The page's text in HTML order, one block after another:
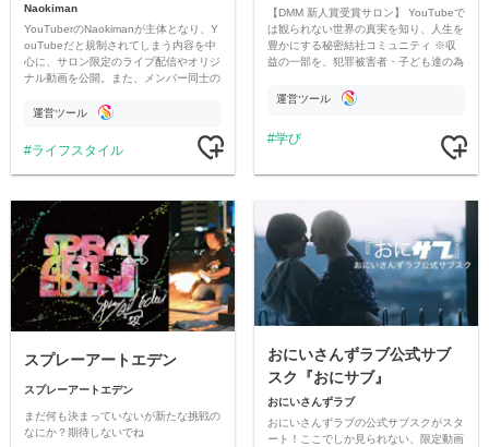
Naokiman
YouTuberのNaokimanが主体となり、Y
ouTubeだと規制されてしまう内容を中
心に、サロン限定のライブ配信やオリジ
ナル動画を公開。また、メンバー同士の
ただいています。
運営ツール
ライフスタイル
【DMM 新人賞受賞サロン】 YouTubeで
は観られない世界の真実を知り、人生を
豊かにする秘密結社コミュニティ ※収
益の一部を、犯罪被害者・子ども達の為
す運営ツール
学び
スプレーアートエデン
スプレーアートエデン
まだ何も決まっていないが新たな挑戦の
なにか？期待しないでね
おにいさんずラブ公式サブ
スク『おにサブ』
おにいさんずラブ
おにいさんずラブの公式サブスクがスタ
ート！ここでしか見られない、限定動画